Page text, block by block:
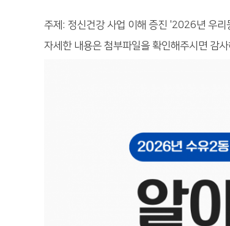
주제: 정신건강 사업 이해 증진 '2026년 우리
자세한 내용은 첨부파일을 확인해주시면 감